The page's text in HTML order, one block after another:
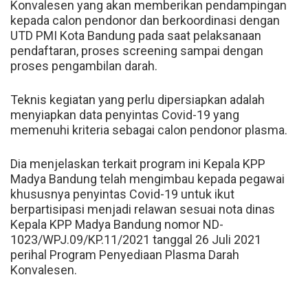
Konvalesen yang akan memberikan pendampingan
kepada calon pendonor dan berkoordinasi dengan
UTD PMI Kota Bandung pada saat pelaksanaan
pendaftaran, proses screening sampai dengan
proses pengambilan darah.
Teknis kegiatan yang perlu dipersiapkan adalah
menyiapkan data penyintas Covid-19 yang
memenuhi kriteria sebagai calon pendonor plasma.
Dia menjelaskan terkait program ini Kepala KPP
Madya Bandung telah mengimbau kepada pegawai
khususnya penyintas Covid-19 untuk ikut
berpartisipasi menjadi relawan sesuai nota dinas
Kepala KPP Madya Bandung nomor ND-
1023/WPJ.09/KP.11/2021 tanggal 26 Juli 2021
perihal Program Penyediaan Plasma Darah
Konvalesen.